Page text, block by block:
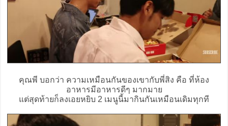
คุณพี บอกว่า ความเหมือนกันของเขากับพี่สิง คือ ที่ห้อง
อาหารมีอาหารดีๆ มากมาย
แต่สุดท้ายก็ลงเอยหยิบ 2 เมนูนี้มากินกันเหมือนเดิมทุกที